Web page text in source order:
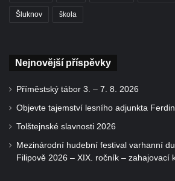
Šluknov škola
Nejnovější příspěvky
Příměstský tábor 3. – 7. 8. 2026
Objevte tajemství lesního adjunkta
Tolštejnské slavnosti 2026
Mezinárodní hudební festival varhanní
Filipově 2026 – XIX. ročník – zahajovací